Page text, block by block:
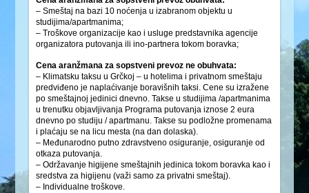
– Smeštaj na bazi 10 noćenja u izabranom objektu u
studijima/apartmanima;
– Troškove organizacije kao i usluge predstavnika agencije
organizatora putovanja ili ino-partnera tokom boravka;
Cena aranžmana za sopstveni prevoz ne obuhvata:
– Klimatsku taksu u Grčkoj – u hotelima i privatnom smeštaju
predviđeno je naplaćivanje boravišnih taksi. Cene su izražene
po smeštajnoj jedinici dnevno. Takse u studijima /apartmanima
u trenutku objavljivanja Programa putovanja iznose 2 eura
dnevno po studiju / apartmanu. Takse su podložne promenama
i plaćaju se na licu mesta (na dan dolaska).
– Međunarodno putno zdravstveno osiguranje, osiguranje od
otkaza putovanja.
– Održavanje higijene smeštajnih jedinica tokom boravka kao i
sredstva za higijenu (važi samo za privatni smeštaj).
– Individualne troškove.